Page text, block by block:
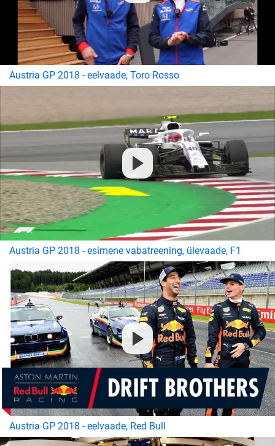
Austria GP 2018 - eelvaade, Toro Rosso
Austria GP 2018 - esimene vabatreening, ülevaade, F1
Austria GP 2018 - eelvaade, Red Bull